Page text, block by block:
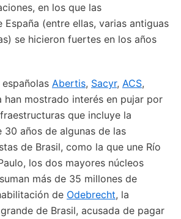
en los que las
España (entre ellas, varias antiguas
se hicieron fuertes en los años
Abertis, Sacyr, ACS,
han mostrado interés en pujar por
que incluye la
30 años de algunas de las
de Brasil, como la que une Río
los dos mayores núcleos
más de 35 millones de
de Odebrecht, la
de Brasil, acusada de pagar